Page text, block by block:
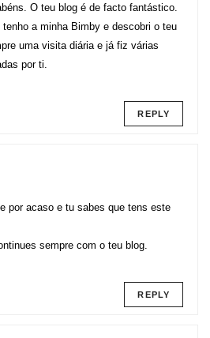
O teu blog é de facto fantástico.
tenho a minha Bimby e descobri o teu
uma visita diária e já fiz várias
por ti.
REPLY
por acaso e tu sabes que tens este
sempre com o teu blog.
REPLY